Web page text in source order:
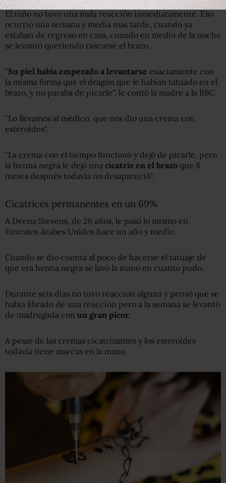
El niño no tuvo una mala reacción inmediatamente. Eso
ocurrió una semana y media más tarde, cuando ya
estaban de regreso en casa, cuando en medio de la noche
se levantó queriendo rascarse el brazo.
"Su piel había empezado a levantarse exactamente con
la misma forma que el dragón que le habían tatuado en el
brazo, y no paraba de picarle", le contó la madre a la BBC.
"Lo llevamos al médico, que nos dio una crema con
esteroides".
"La crema con el tiempo funcionó y dejó de picarle, pero
la henna negra le dejó una cicatriz en el brazo que 8
meses después todavía no desapareció".
Cicatrices permanentes en un 69%
A Deena Stevens, de 26 años, le pasó lo mismo en
Emiratos Árabes Unidos hace un año y medio.
Cuando se dio cuenta al poco de hacerse el tatuaje de
que era henna negra se lavó la mano en cuanto pudo.
Durante seis días no tuvo reacción alguna y pensó que se
había librado de una reacción pero a la semana se levantó
de madrugada con un gran picor.
A pesar de las cremas cicatrizantes y los esteroides
todavía tiene marcas en la mano.